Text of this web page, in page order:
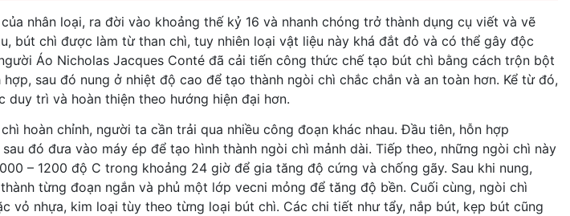
nhân loại, ra đời vào khoảng thế kỷ 16 và nhanh chóng trở thành dụng cụ viết và vẽ
bút chì được làm từ than chì, tuy nhiên loại vật liệu này khá đắt đỏ và có thể gây độc
Áo Nicholas Jacques Conté đã cải tiến công thức chế tạo bút chì bằng cách trộn bột
sau đó nung ở nhiệt độ cao để tạo thành ngòi chì chắc chắn và an toàn hơn. Kể từ đó,
trì và hoàn thiện theo hướng hiện đại hơn.
hoàn chỉnh, người ta cần trải qua nhiều công đoạn khác nhau. Đầu tiên, hỗn hợp
đó đưa vào máy ép để tạo hình thành ngòi chì mảnh dài. Tiếp theo, những ngòi chì này
– 1200 độ C trong khoảng 24 giờ để gia tăng độ cứng và chống gãy. Sau khi nung,
từng đoạn ngắn và phủ một lớp vecni mỏng để tăng độ bền. Cuối cùng, ngòi chì
vỏ nhựa, kim loại tùy theo từng loại bút chì. Các chi tiết như tẩy, nắp bút, kẹp bút cũng